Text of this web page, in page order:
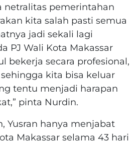
netralitas pemerintahan
kita salah pasti semua
jadi sekali lagi
PJ Wali Kota Makassar
bekerja secara profesional,
kita bisa keluar
tentu menjadi harapan
pinta Nurdin.
Yusran hanya menjabat
Makassar selama 43 hari